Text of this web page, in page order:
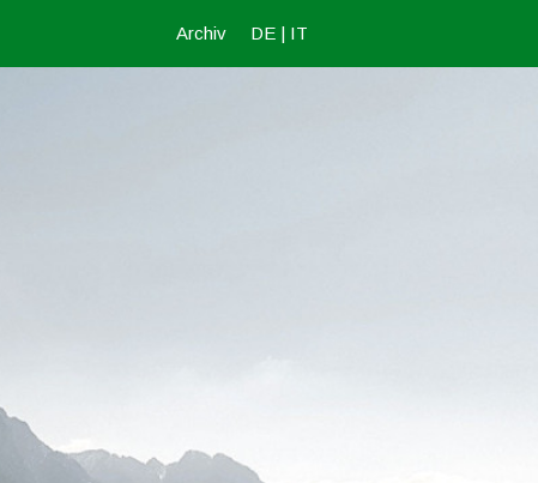
Archiv DE | IT